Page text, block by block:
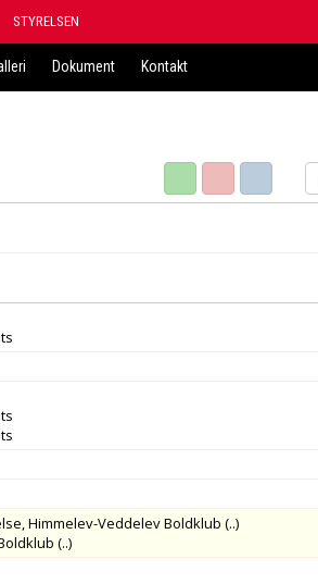
STYRELSEN
Dokument Kontakt
Himmelev-Veddelev Boldklub (..)
(..)